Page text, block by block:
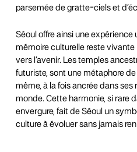
parsemée de gratte-ciels et
Séoul offre ainsi une expérience
mémoire culturelle reste
vers l’avenir. Les temples
futuriste, sont une métaphore
même, à la fois ancrée dans
monde. Cette harmonie, si rare
envergure, fait de Séoul un
culture à évoluer sans jamais